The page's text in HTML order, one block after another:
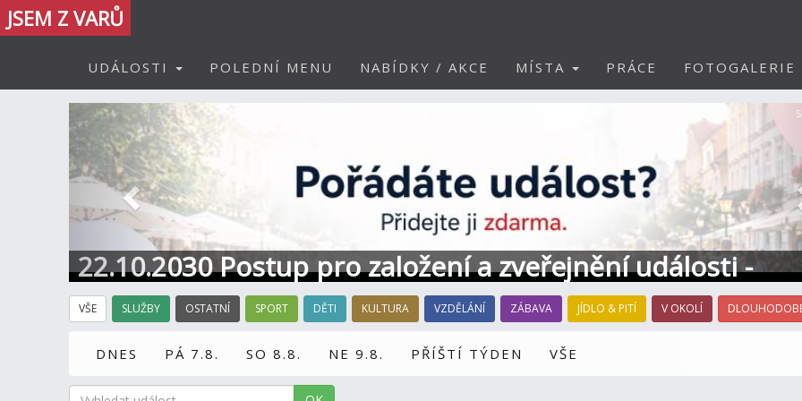
JSEM Z VARŮ
UDÁLOSTI POLEDNÍ MENU NABÍDKY / AKCE MÍSTA PRÁCE FOTOGALERIE
22.10.2030 Postup pro založení a zveřejnění události -
Informace / kontakt
Předchozí
VŠE SLUŽBY OSTATNÍ SPORT DĚTI KULTURA VZDĚLÁNÍ ZÁBAVA JÍDLO & PITÍ V OKOLÍ
DNES PÁ 7.8. SO 8.8. NE 9.8. PŘÍŠTÍ TÝDEN VŠE